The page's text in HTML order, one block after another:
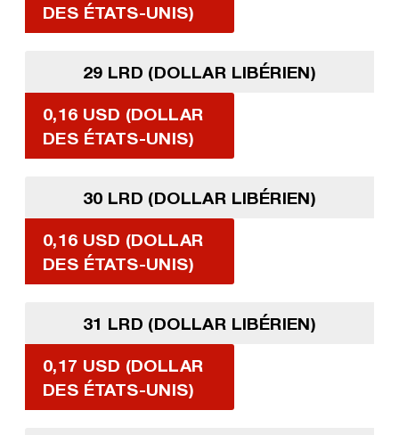
DES ÉTATS-UNIS)
29 LRD (DOLLAR LIBÉRIEN)
0,16 USD (DOLLAR
DES ÉTATS-UNIS)
30 LRD (DOLLAR LIBÉRIEN)
0,16 USD (DOLLAR
DES ÉTATS-UNIS)
31 LRD (DOLLAR LIBÉRIEN)
0,17 USD (DOLLAR
DES ÉTATS-UNIS)